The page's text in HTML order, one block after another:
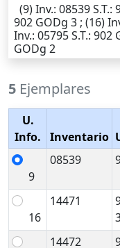
(9)Inv.: 08539S.T.:
902 GODg 3 ; (16)
Inv.: 05795S.T.: 902
GODg 2
5 Ejemplares
U.
Info.
Inventario
9
08539
16
14471
14472